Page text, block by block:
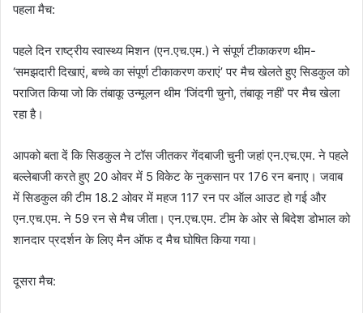
पहला मैच:
पहले दिन राष्ट्रीय स्वास्थ्य मिशन (एन.एच.एम.) ने संपूर्ण टीकाकरण थीम-
‘समझदारी दिखाएं, बच्चे का संपूर्ण टीकाकरण कराएं’ पर मैच खेलते हुए सिडकुल को
पराजित किया जो कि तंबाकू उन्मूलन थीम ‘जिंदगी चुनो, तंबाकू नहीं’ पर मैच खेला
रहा है।
आपको बता दें कि सिडकुल ने टॉस जीतकर गेंदबाजी चुनी जहां एन.एच.एम. ने पहले
बल्लेबाजी करते हुए 20 ओवर में 5 विकेट के नुकसान पर 176 रन बनाए। जवाब
में सिडकुल की टीम 18.2 ओवर में महज 117 रन पर ऑल आउट हो गई और
एन.एच.एम. ने 59 रन से मैच जीता। एन.एच.एम. टीम के ओर से बिदेश डोभाल को
शानदार प्रदर्शन के लिए मैन ऑफ द मैच घोषित किया गया।
दूसरा मैच: